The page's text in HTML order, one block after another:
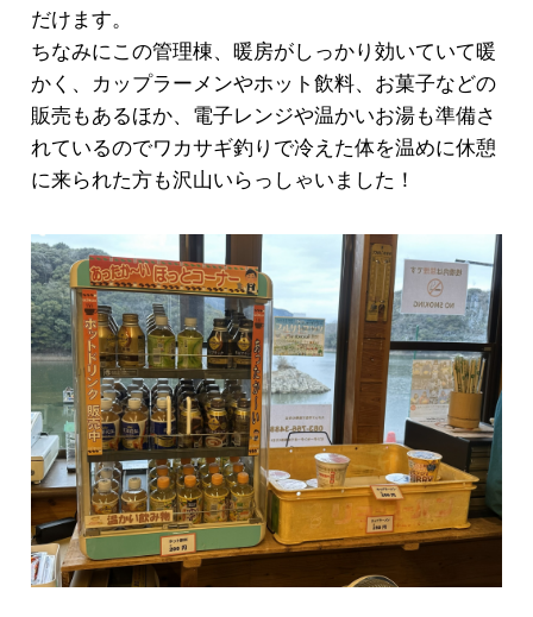
だけます。
ちなみにこの管理棟、暖房がしっかり効いていて暖
かく、カップラーメンやホット飲料、お菓子などの
販売もあるほか、電子レンジや温かいお湯も準備さ
れているのでワカサギ釣りで冷えた体を温めに休憩
に来られた方も沢山いらっしゃいました！